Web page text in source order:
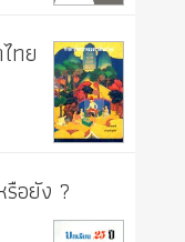
ทย
อยัง ?